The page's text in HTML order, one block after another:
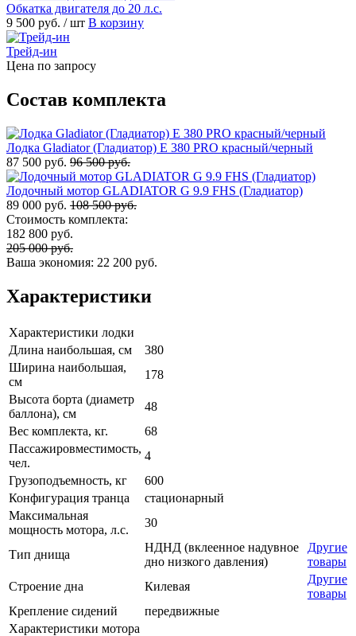
Обкатка двигателя до 20 л.с.
9 500 руб. / шт В корзину
Трейд-ин
Цена по запросу
Состав комплекта
Лодка Gladiator (Гладиатор) E 380 PRO красный/черный
87 500 руб. 96 500 руб.
Лодочный мотор GLADIATOR G 9.9 FHS (Гладиатор)
89 000 руб. 108 500 руб.
Стоимость комплекта:
182 800 руб.
205 000 руб.
Ваша экономия: 22 200 руб.
Характеристики
Характеристики лодки
Длина наибольшая, см
380
Ширина наибольшая,
см
178
Высота борта (диаметр
баллона), см
48
Вес комплекта, кг.
68
Пассажировместимость,
чел.
4
Грузоподъемность, кг
600
Конфигурация транца
стационарный
Максимальная
мощность мотора, л.с.
30
Тип днища
НДНД (вклеенное надувное
дно низкого давления)
Другие
товары
Строение дна
Килевая
Другие
товары
Крепление сидений
передвижные
Характеристики мотора